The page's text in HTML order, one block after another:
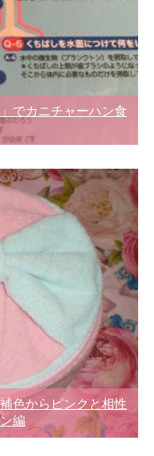
でカニチャーハン食
色からピンクと相性
編